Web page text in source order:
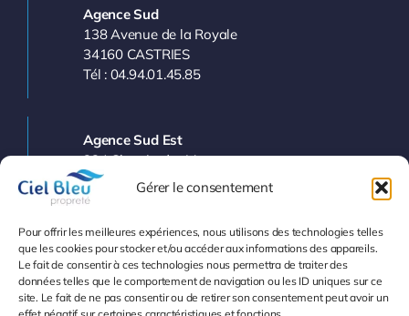
Gérer le consentement
Pour offrir les meilleures expériences, nous utilisons des technologies telles
que les cookies pour stocker et/ou accéder aux informations des appareils.
Le fait de consentir à ces technologies nous permettra de traiter des
données telles que le comportement de navigation ou les ID uniques sur ce
site. Le fait de ne pas consentir ou de retirer son consentement peut avoir un
Agence Sud
138 Avenue de la Royale
34160 CASTRIES
Tél : 04.94.01.45.85
Agence Sud Est
224 Chemin des Vergers
83143 LE VAL
Tél : 04.94.77.11.03
Info et Devis